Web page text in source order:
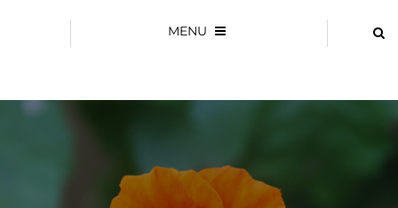
MENU